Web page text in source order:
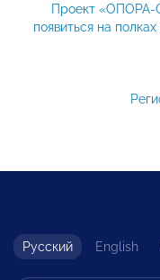
Проект «ОПОРА-
появиться на
Русский English